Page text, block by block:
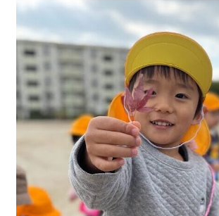
お電話でのお問い合わせ
0568-34-1919